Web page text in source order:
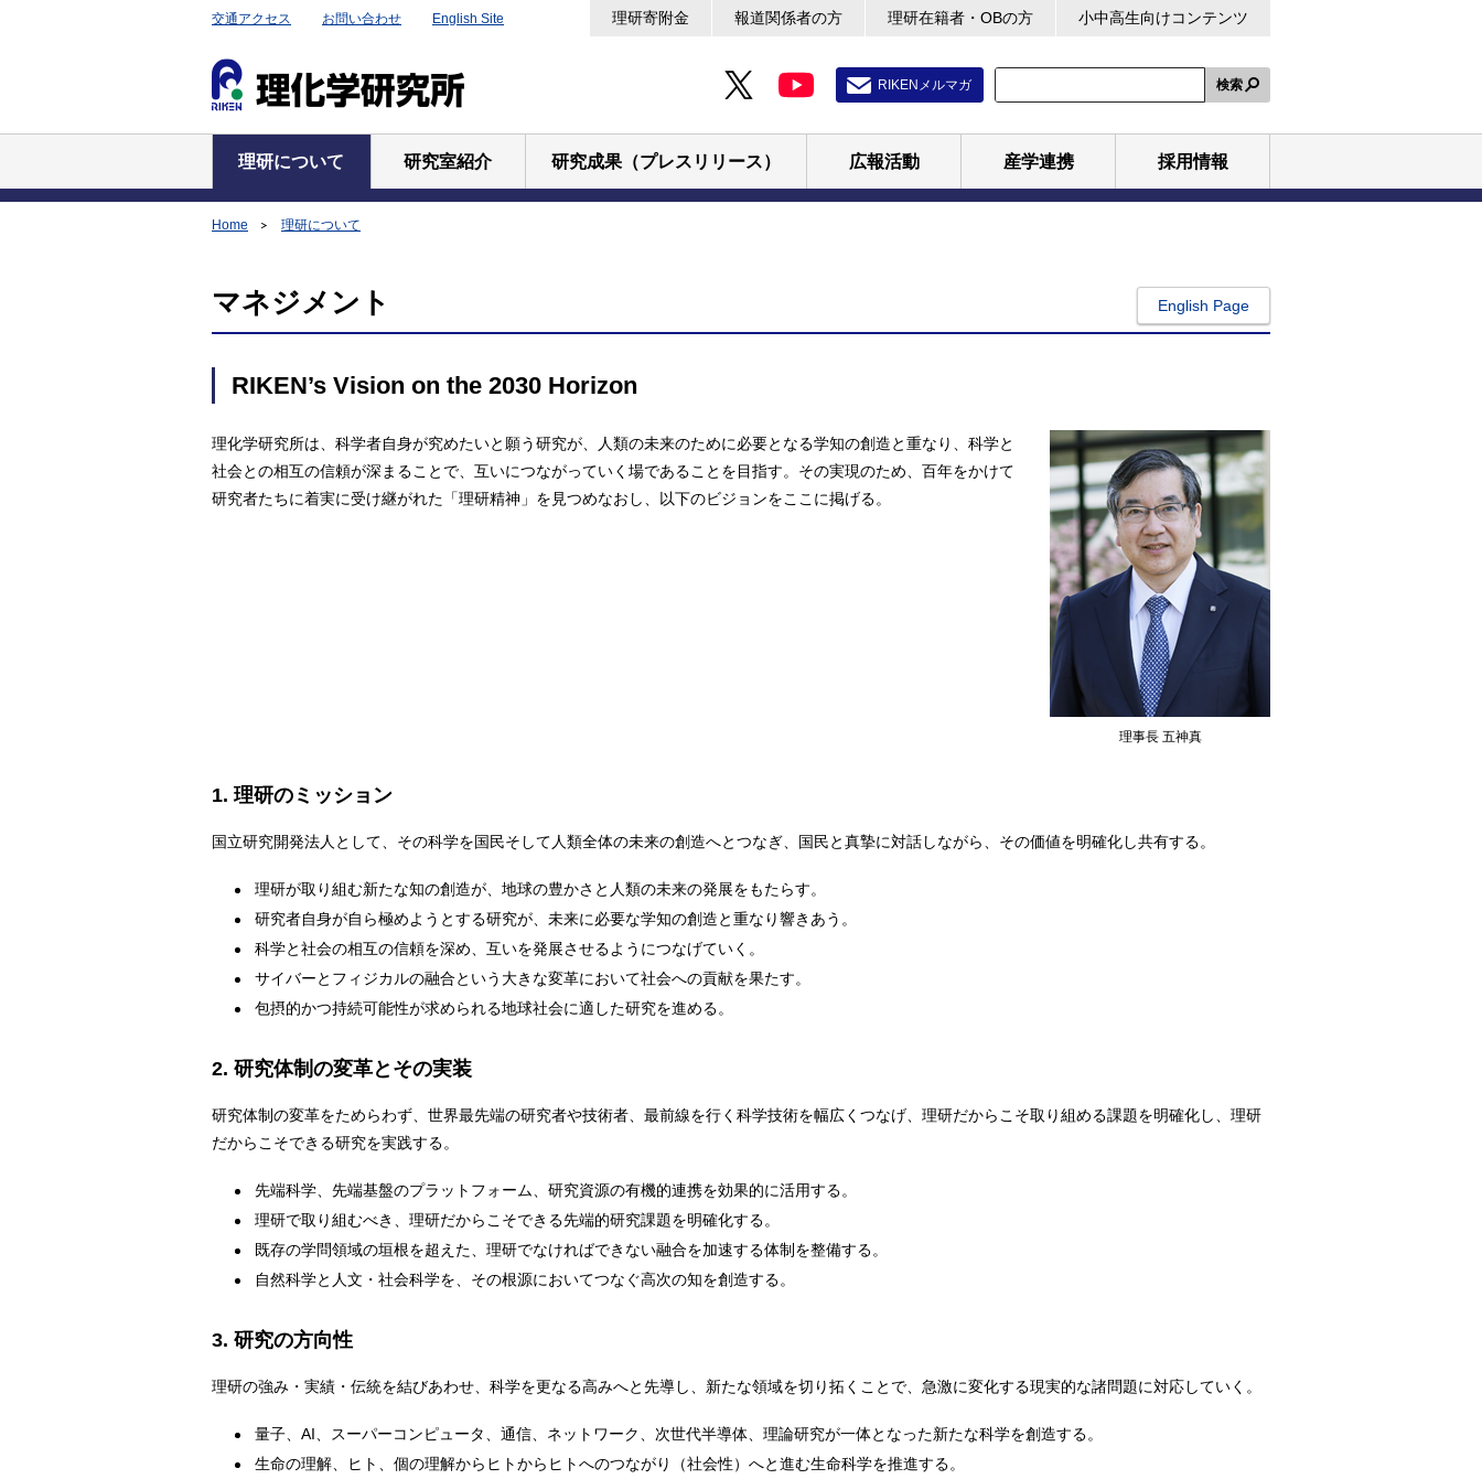
交通アクセス お問い合わせ English Site 理研寄附金 報道関係者の方 理研在籍者・OBの方 小中高生向けコンテンツ
RIKENメルマガ 検索
理研について 研究室紹介 研究成果（プレスリリース） 広報活動 産学連携 採用情報
Home 理研について
マネジメント English Page
RIKEN’s Vision on the 2030 Horizon
理事長 五神真
理化学研究所は、科学者自身が究めたいと願う研究が、人類の未来のために必要となる学知の創造と重なり、科学と
社会との相互の信頼が深まることで、互いにつながっていく場であることを目指す。その実現のため、百年をかけて
研究者たちに着実に受け継がれた「理研精神」を見つめなおし、以下のビジョンをここに掲げる。
1. 理研のミッション
国立研究開発法人として、その科学を国民そして人類全体の未来の創造へとつなぎ、国民と真摯に対話しながら、その価値を明確化し共有する。
理研が取り組む新たな知の創造が、地球の豊かさと人類の未来の発展をもたらす。
研究者自身が自ら極めようとする研究が、未来に必要な学知の創造と重なり響きあう。
科学と社会の相互の信頼を深め、互いを発展させるようにつなげていく。
サイバーとフィジカルの融合という大きな変革において社会への貢献を果たす。
包摂的かつ持続可能性が求められる地球社会に適した研究を進める。
2. 研究体制の変革とその実装
研究体制の変革をためらわず、世界最先端の研究者や技術者、最前線を行く科学技術を幅広くつなげ、理研だからこそ取り組める課題を明確化し、理研
だからこそできる研究を実践する。
先端科学、先端基盤のプラットフォーム、研究資源の有機的連携を効果的に活用する。
理研で取り組むべき、理研だからこそできる先端的研究課題を明確化する。
既存の学問領域の垣根を超えた、理研でなければできない融合を加速する体制を整備する。
自然科学と人文・社会科学を、その根源においてつなぐ高次の知を創造する。
3. 研究の方向性
理研の強み・実績・伝統を結びあわせ、科学を更なる高みへと先導し、新たな領域を切り拓くことで、急激に変化する現実的な諸問題に対応していく。
量子、AI、スーパーコンピュータ、通信、ネットワーク、次世代半導体、理論研究が一体となった新たな科学を創造する。
生命の理解、ヒト、個の理解からヒトからヒトへのつながり（社会性）へと進む生命科学を推進する。